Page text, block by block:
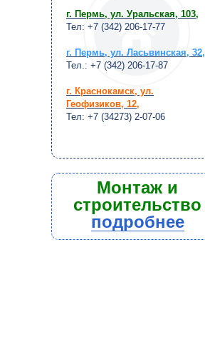
г. Пермь, ул. Уральская, 103,
Тел: +7 (342) 206-17-77
г. Пермь, ул. Ласьвинская, 32,
Тел.: +7 (342) 206-17-87
г. Краснокамск, ул.
Геофизиков, 12,
Тел: +7 (34273) 2-07-06
Монтаж и
строительство
подробнее